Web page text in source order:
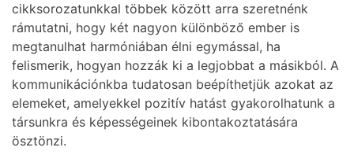
cikksorozatunkkal többek között arra szeretnénk
rámutatni, hogy két nagyon különböző ember is
megtanulhat harmóniában élni egymással, ha
felismerik, hogyan hozzák ki a legjobbat a másikból. A
kommunikációnkba tudatosan beépíthetjük azokat az
elemeket, amelyekkel pozitív hatást gyakorolhatunk a
társunkra és képességeinek kibontakoztatására
ösztönzi.